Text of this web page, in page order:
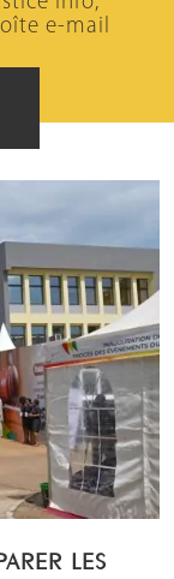
e-mail
LES